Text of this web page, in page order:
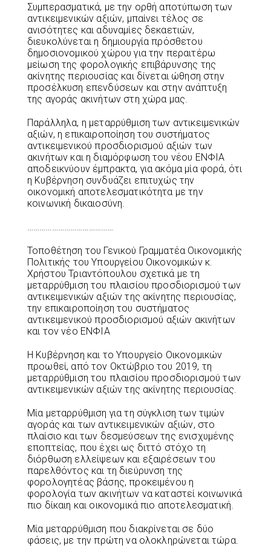
Συμπερασματικά, με την ορθή αποτύπωση των
αντικειμενικών αξιών, μπαίνει τέλος σε
ανισότητες και αδυναμίες δεκαετιών,
διευκολύνεται η δημιουργία πρόσθετου
δημοσιονομικού χώρου για την περαιτέρω
μείωση της φορολογικής επιβάρυνσης της
ακίνητης περιουσίας και δίνεται ώθηση στην
προσέλκυση επενδύσεων και στην ανάπτυξη
της αγοράς ακινήτων στη χώρα μας.
Παράλληλα, η μεταρρύθμιση των αντικειμενικών
αξιών, η επικαιροποίηση του συστήματος
αντικειμενικού προσδιορισμού αξιών των
ακινήτων και η διαμόρφωση του νέου ΕΝΦΙΑ
αποδεικνύουν έμπρακτα, για ακόμα μία φορά, ότι
η Κυβέρνηση συνδυάζει επιτυχώς την
οικονομική αποτελεσματικότητα με την
κοινωνική δικαιοσύνη.
Τοποθέτηση του Γενικού Γραμματέα Οικονομικής
Πολιτικής του Υπουργείου Οικονομικών κ.
Χρήστου Τριαντόπουλου σχετικά με τη
μεταρρύθμιση του πλαισίου προσδιορισμού των
αντικειμενικών αξιών της ακίνητης περιουσίας,
την επικαιροποίηση του συστήματος
αντικειμενικού προσδιορισμού αξιών ακινήτων
και τον νέο ΕΝΦΙΑ
Η Κυβέρνηση και το Υπουργείο Οικονομικών
προωθεί, από τον Οκτώβριο του 2019, τη
μεταρρύθμιση του πλαισίου προσδιορισμού των
αντικειμενικών αξιών της ακίνητης περιουσίας.
Μία μεταρρύθμιση για τη σύγκλιση των τιμών
αγοράς και των αντικειμενικών αξιών, στο
πλαίσιο και των δεσμεύσεων της ενισχυμένης
εποπτείας, που έχει ως διττό στόχο τη
διόρθωση ελλείψεων και εξαιρέσεων του
παρελθόντος και τη διεύρυνση της
φορολογητέας βάσης, προκειμένου η
φορολογία των ακινήτων να καταστεί κοινωνικά
πιο δίκαιη και οικονομικά πιο αποτελεσματική.
Μία μεταρρύθμιση που διακρίνεται σε δύο
φάσεις, με την πρώτη να ολοκληρώνεται τώρα.